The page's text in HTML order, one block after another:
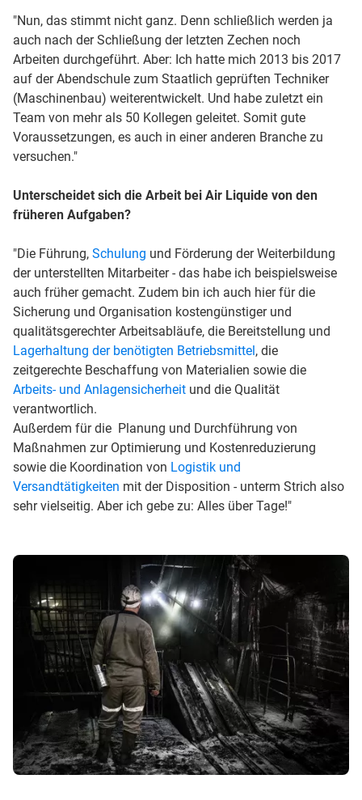
"Nun, das stimmt nicht ganz. Denn schließlich werden ja
auch nach der Schließung der letzten Zechen noch
Arbeiten durchgeführt. Aber: Ich hatte mich 2013 bis 2017
auf der Abendschule zum Staatlich geprüften Techniker
(Maschinenbau) weiterentwickelt. Und habe zuletzt ein
Team von mehr als 50 Kollegen geleitet. Somit gute
Voraussetzungen, es auch in einer anderen Branche zu
versuchen."
Unterscheidet sich die Arbeit bei Air Liquide von den
früheren Aufgaben?
"Die Führung, Schulung und Förderung der Weiterbildung
der unterstellten Mitarbeiter - das habe ich beispielsweise
auch früher gemacht. Zudem bin ich auch hier für die
Sicherung und Organisation kostengünstiger und
qualitätsgerechter Arbeitsabläufe, die Bereitstellung und
Lagerhaltung der benötigten Betriebsmittel, die
zeitgerechte Beschaffung von Materialien sowie die
Arbeits- und Anlagensicherheit und die Qualität
verantwortlich.
Außerdem für die Planung und Durchführung von
Maßnahmen zur Optimierung und Kostenreduzierung
sowie die Koordination von Logistik und
Versandtätigkeiten mit der Disposition - unterm Strich also
sehr vielseitig. Aber ich gebe zu: Alles über Tage!"